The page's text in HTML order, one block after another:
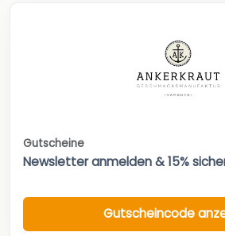
Gutscheine
Newsletter anmelden & 15%
Gutscheincode